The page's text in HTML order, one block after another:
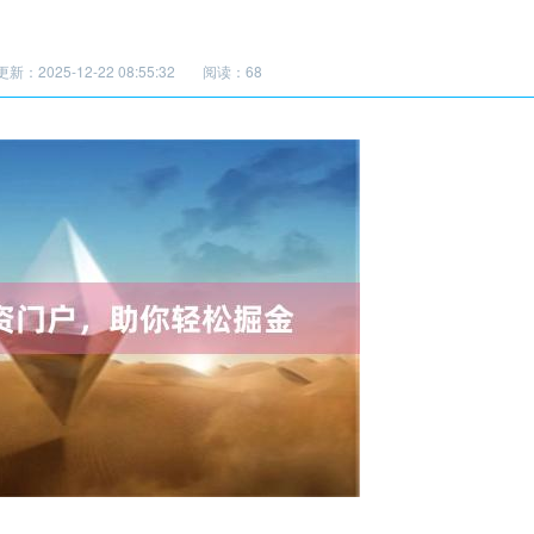
新：2025-12-22 08:55:32 阅读：68